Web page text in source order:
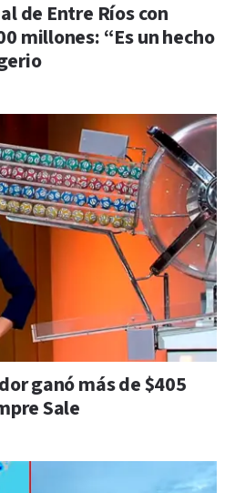
de Entre Ríos con
millones: “Es un hecho
ganó más de $405
Sale